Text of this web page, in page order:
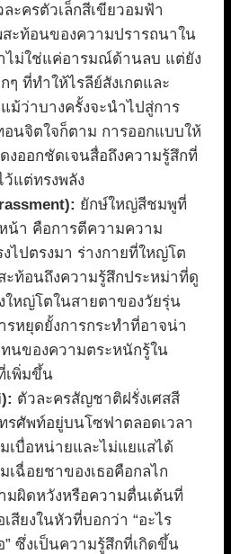
ละครตัวเล็กสีเขียวอมฟ้า
ะท้อนของความปรารถนาใน
ไม่ใช่แค่อารมณ์ด้านลบ แต่ยัง
ๆ ที่ทำให้ไรลีย์สังเกตและ
ม้ว่าบางครั้งจะนำไปสู่การ
อนจิตใจก็ตาม การออกแบบให้
งออกชัดเจนสื่อถึงความรู้สึกที่
แต่ทรงพลัง
ยักษ์ใหญ่สีชมพูที่
น้า คือการตีความความ
ไปตรงมา ร่างกายที่ใหญ่โต
ะท้อนถึงความรู้สึกประหม่าที่ดู
ใหญ่โตในสายตาของวัยรุ่น
หยุดยั้งการกระทำที่อาจน่า
นของความตระหนักรู้ใน
เพิ่มขึ้น
ตัวละครสัญชาติฝรั่งเศสสี
รศัพท์อยู่บนโซฟาตลอดเวลา
เบื่อหน่ายและไม่แยแสได้
เฉื่อยชาของเธอคือกลไก
มผิดหวังหรือความตื่นเต้นที่
สียงในหัวที่บอกว่า “อะไร
” ซึ่งเป็นความรู้สึกที่เกิดขึ้น